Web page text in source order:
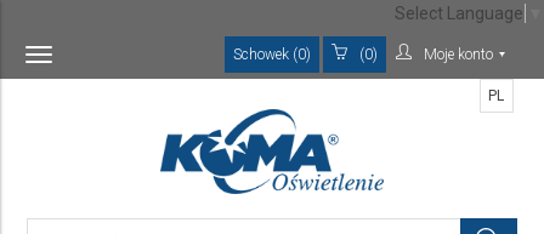
Toggle
navigation
Schowek (0) (0) Moje konto
PL
Select Language